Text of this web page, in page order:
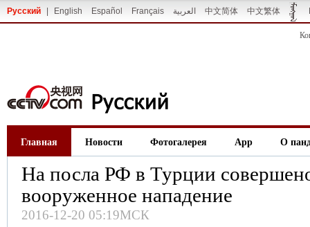
Русский English Español Français العربية 中文简体 中文繁体
Главная Новости Фотогалерея App О
На посла РФ в Турции
вооруженное нападение
2016-12-20 05:19МСК